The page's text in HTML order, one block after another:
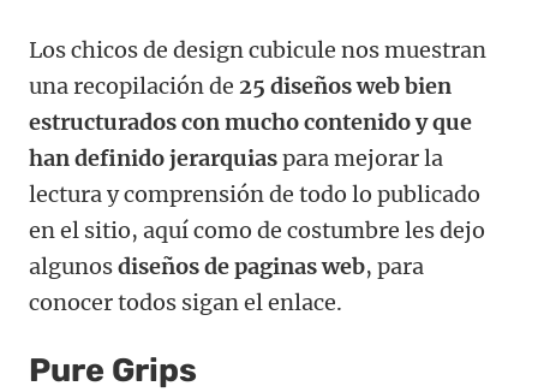
Los chicos de design cubicule nos muestran
una recopilación de 25 diseños web bien
estructurados con mucho contenido y que
han definido jerarquiaspara mejorar la
lectura y comprensión de todo lo publicado
en el sitio, aquí como de costumbre les dejo
algunosdiseños de paginas web, para
conocer todos sigan el enlace.
Pure Grips